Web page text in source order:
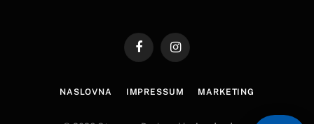
FacebookInstagram
NASLOVNA IMPRESSUM MARKETING